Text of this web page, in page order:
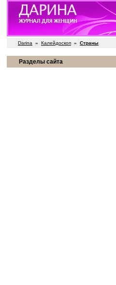
Darina » Калейдоскоп » Страны
Разделы сайта